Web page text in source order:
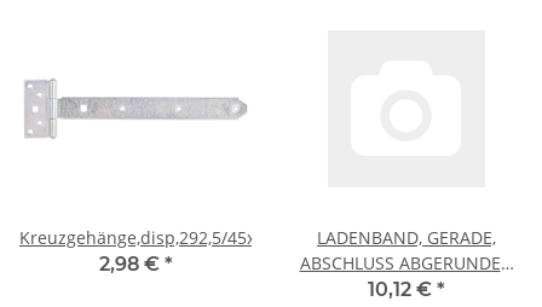
Kreuzgehänge,disp,292,5/45x90
2,98 € *
LADENBAND, GERADE,
ABSCHLUSS ABGERUNDET,
FEUERVERZ., LXB1. #GAH
10,12 € *